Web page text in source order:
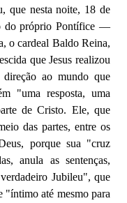
que nesta noite, 18 de
do próprio Pontífice —
o cardeal Baldo Reina,
que Jesus realizou
ao mundo que
"uma resposta, uma
de Cristo. Ele, que
das partes, entre os
porque sua "cruz
anula as sentenças,
Jubileu", que
"íntimo até mesmo para